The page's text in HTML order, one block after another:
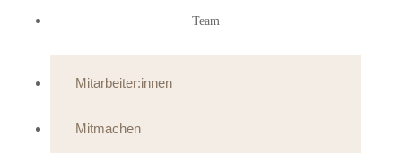
Team
Mitarbeiter:innen
Mitmachen